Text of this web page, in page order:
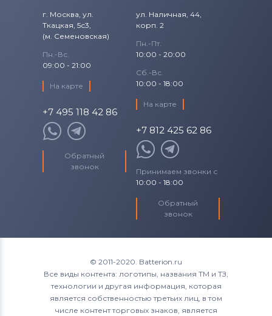
г. Москва, ул.
Ткацкая, 5с3,
(м. Семеновская)
Пн.-Вс.
09:00 - 21:00
На карте
+7 495 118 42 86
Обратный
звонок
ул. Наличная, 44,
корп. 2
Пн.-Пт.
10:00 - 20:00
Сб.-Вс.
10:00 - 18:00
На карте
+7 812 425 62 86
Принимаем звонки с
10:00 - 18:00
Обратный
звонок
© 2011-2020. Batterion.ru
Все виды контента: логотипы, названия ТМ и ТЗ,
технологии и другая информация, которая
является собственностью третьих лиц, в том
числе контент торговых знаков, является